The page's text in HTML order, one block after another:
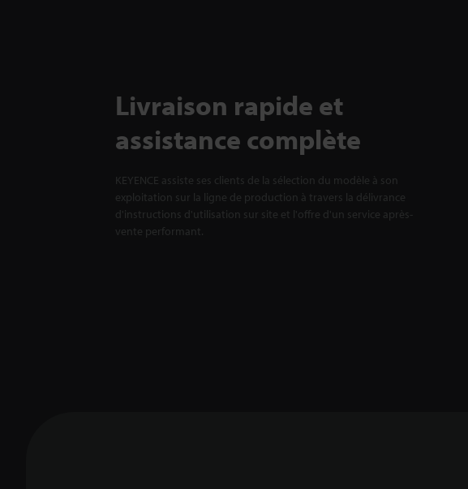
Livraison rapide et
assistance complète
KEYENCE assiste ses clients de la sélection du modèle à son
exploitation sur la ligne de production à travers la délivrance
d'instructions d'utilisation sur site et l'offre d'un service après-
vente performant.